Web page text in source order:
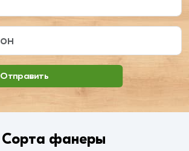
Отправить
Сорта фанеры